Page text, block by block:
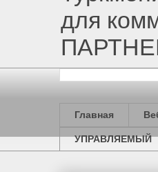
для
Главная
УПРАВЛЯЕМЫЙ